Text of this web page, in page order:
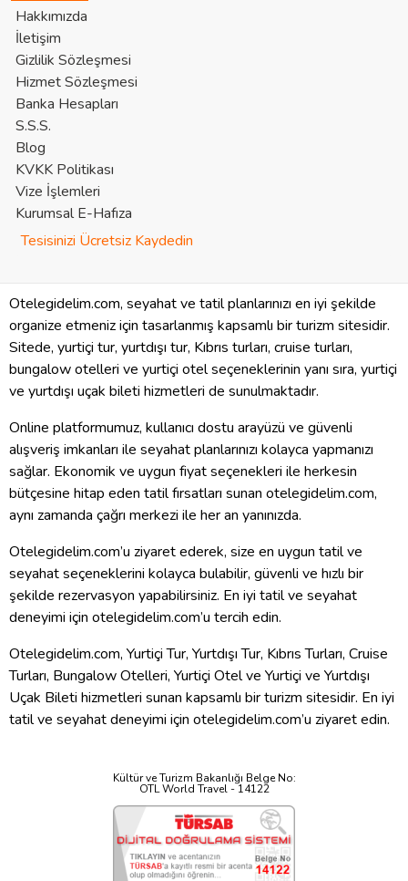
Hakkımızda
İletişim
Gizlilik Sözleşmesi
Hizmet Sözleşmesi
Banka Hesapları
S.S.S.
Blog
KVKK Politikası
Vize İşlemleri
Kurumsal E-Hafıza
Tesisinizi Ücretsiz Kaydedin
Otelegidelim.com, seyahat ve tatil planlarınızı en iyi şekilde
organize etmeniz için tasarlanmış kapsamlı bir turizm sitesidir.
Sitede, yurtiçi tur, yurtdışı tur, Kıbrıs turları, cruise turları,
bungalow otelleri ve yurtiçi otel seçeneklerinin yanı sıra, yurtiçi
ve yurtdışı uçak bileti hizmetleri de sunulmaktadır.
Online platformumuz, kullanıcı dostu arayüzü ve güvenli
alışveriş imkanları ile seyahat planlarınızı kolayca yapmanızı
sağlar. Ekonomik ve uygun fiyat seçenekleri ile herkesin
bütçesine hitap eden tatil fırsatları sunan otelegidelim.com,
aynı zamanda çağrı merkezi ile her an yanınızda.
Otelegidelim.com’u ziyaret ederek, size en uygun tatil ve
seyahat seçeneklerini kolayca bulabilir, güvenli ve hızlı bir
şekilde rezervasyon yapabilirsiniz. En iyi tatil ve seyahat
deneyimi için otelegidelim.com’u tercih edin.
Otelegidelim.com, Yurtiçi Tur, Yurtdışı Tur, Kıbrıs Turları, Cruise
Turları, Bungalow Otelleri, Yurtiçi Otel ve Yurtiçi ve Yurtdışı
Uçak Bileti hizmetleri sunan kapsamlı bir turizm sitesidir. En iyi
tatil ve seyahat deneyimi için otelegidelim.com’u ziyaret edin.
Kültür ve Turizm Bakanlığı Belge No:
OTL World Travel - 14122